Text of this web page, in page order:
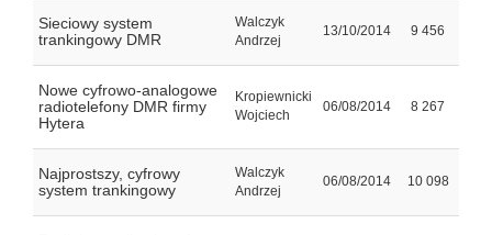
Sieciowy system
trankingowy DMR
Walczyk
Andrzej
13/10/2014 9 456
Nowe cyfrowo-analogowe
radiotelefony DMR firmy
Hytera
Kropiewnicki
Wojciech
06/08/2014 8 267
Najprostszy, cyfrowy
system trankingowy
Walczyk
Andrzej
06/08/2014 10 098